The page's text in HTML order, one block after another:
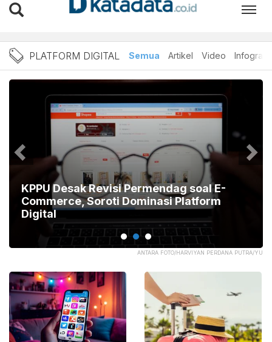
Berita Platform Digital
PLATFORM DIGITAL Semua Artikel Video Infografik
ANTARA FOTO/HARVIYAN PERDANA PUTRA/YU
KPPU Desak Revisi Permendag soal E-
Commerce, Soroti Dominasi Platform
Digital